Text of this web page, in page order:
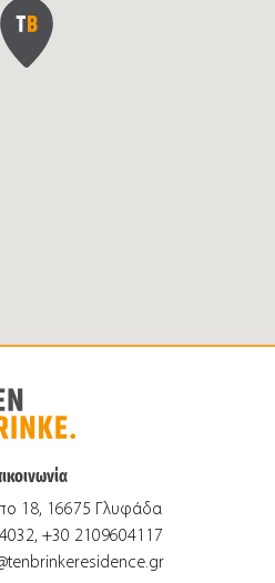
18, 16675 Γλυφάδα
+30 2109604117